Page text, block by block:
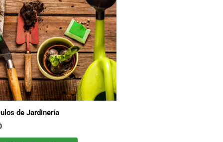
de Jardinería